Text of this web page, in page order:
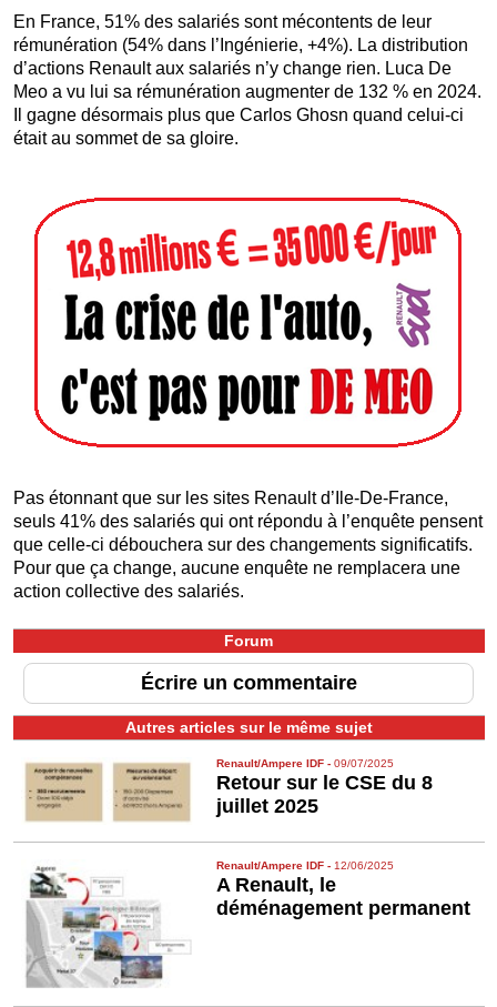
En France, 51% des salariés sont mécontents de leur
rémunération (54% dans l’Ingénierie, +4%). La distribution
d’actions Renault aux salariés n’y change rien. Luca De
Meo a vu lui sa rémunération augmenter de 132 % en 2024.
Il gagne désormais plus que Carlos Ghosn quand celui-ci
était au sommet de sa gloire.
Pas étonnant que sur les sites Renault d’Ile-De-France,
seuls 41% des salariés qui ont répondu à l’enquête pensent
que celle-ci débouchera sur des changements significatifs.
Pour que ça change, aucune enquête ne remplacera une
action collective des salariés.
Forum
Écrire un commentaire
Autres articles sur le même sujet
Renault/Ampere IDF -09/07/2025
Retour sur le CSE du 8
juillet 2025
Renault/Ampere IDF -12/06/2025
A Renault, le
déménagement permanent